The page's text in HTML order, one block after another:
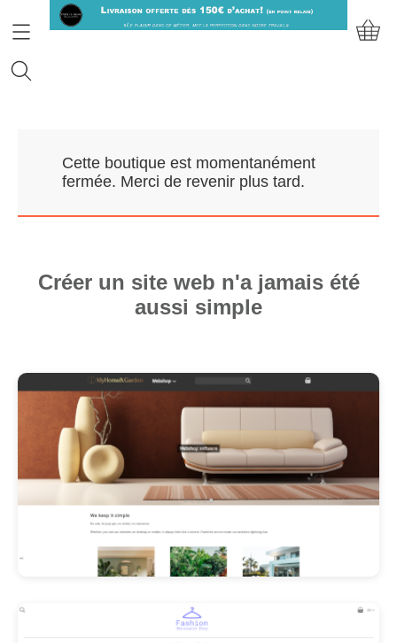
Prendre RDV
Nos Marques
Contact
E-Boutique
Les Promos!
Polishangel Belgium
Cette boutique est momentanément
fermée. Merci de revenir plus tard.
Créer un site web n'a jamais été
aussi simple